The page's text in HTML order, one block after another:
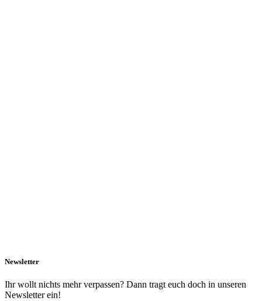
Newsletter
Ihr wollt nichts mehr verpassen? Dann tragt euch doch in unseren
Newsletter ein!